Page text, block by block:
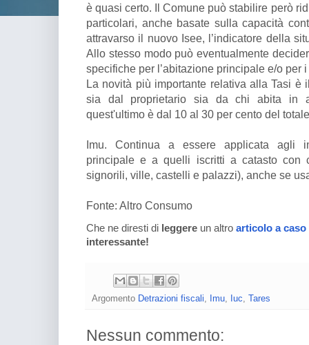
è quasi certo. Il Comune può stabilire però
particolari, anche basate sulla capacità
attravarso il nuovo Isee, l’indicatore della
Allo stesso modo può eventualmente
specifiche per l’abitazione principale e/o per
La novità più importante relativa alla Tasi è
sia dal proprietario sia da chi abita in
quest'ultimo è dal 10 al 30 per cento del
Imu. Continua a essere applicata agli
principale e a quelli iscritti a catasto con
signorili, ville, castelli e palazzi), anche se
Fonte: Altro Consumo
Che ne diresti di leggere un altro articolo a caso
interessante!
Argomento Detrazioni fiscali Imu Iuc Tares
Nessun commento: